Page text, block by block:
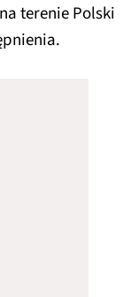
terenie Polski